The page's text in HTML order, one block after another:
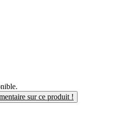
sur ce produit !